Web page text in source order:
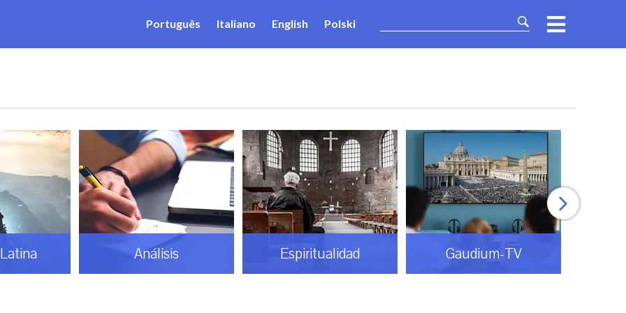
Português Italiano English Polski
Análisis Espiritualidad Gaudium-TV